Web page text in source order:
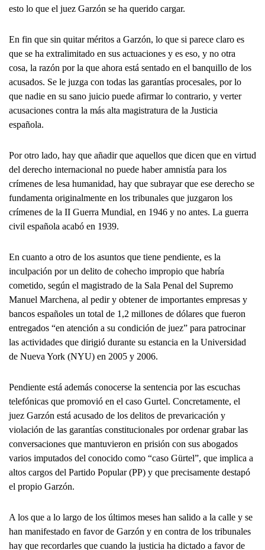
esto lo que el juez Garzón se ha querido cargar.
En fin que sin quitar méritos a Garzón, lo que si parece claro es
que se ha extralimitado en sus actuaciones y es eso, y no otra
cosa, la razón por la que ahora está sentado en el banquillo de los
acusados. Se le juzga con todas las garantías procesales, por lo
que nadie en su sano juicio puede afirmar lo contrario, y verter
acusaciones contra la más alta magistratura de la Justicia
española.
Por otro lado, hay que añadir que aquellos que dicen que en virtud
del derecho internacional no puede haber amnistía para los
crímenes de lesa humanidad, hay que subrayar que ese derecho se
fundamenta originalmente en los tribunales que juzgaron los
crímenes de la II Guerra Mundial, en 1946 y no antes. La guerra
civil española acabó en 1939.
En cuanto a otro de los asuntos que tiene pendiente, es la
inculpación por un delito de cohecho impropio que habría
cometido, según el magistrado de la Sala Penal del Supremo
Manuel Marchena, al pedir y obtener de importantes empresas y
bancos españoles un total de 1,2 millones de dólares que fueron
entregados “en atención a su condición de juez” para patrocinar
las actividades que dirigió durante su estancia en la Universidad
de Nueva York (NYU) en 2005 y 2006.
Pendiente está además conocerse la sentencia por las escuchas
telefónicas que promovió en el caso Gurtel. Concretamente, el
juez Garzón está acusado de los delitos de prevaricación y
violación de las garantías constitucionales por ordenar grabar las
conversaciones que mantuvieron en prisión con sus abogados
varios imputados del conocido como “caso Gürtel”, que implica a
altos cargos del Partido Popular (PP) y que precisamente destapó
el propio Garzón.
A los que a lo largo de los últimos meses han salido a la calle y se
han manifestado en favor de Garzón y en contra de los tribunales
hay que recordarles que cuando la justicia ha dictado a favor de